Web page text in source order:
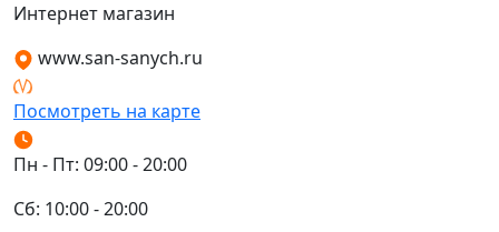
Интернет магазин
www.san-sanych.ru
Посмотреть на карте
Пн - Пт: 09:00 - 20:00
Сб: 10:00 - 20:00